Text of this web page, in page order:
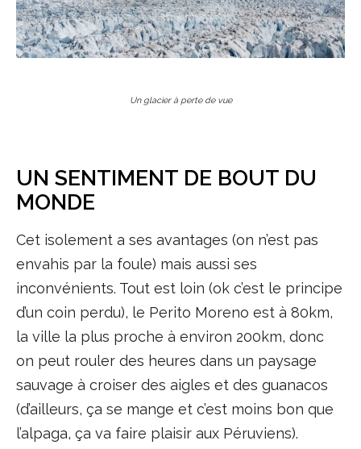
Un glacier à perte de vue
UN SENTIMENT DE BOUT DU
MONDE
Cet isolement a ses avantages (on n’est pas
envahis par la foule) mais aussi ses
inconvénients. Tout est loin (ok c’est le principe
d’un coin perdu), le Perito Moreno est à 80km,
la ville la plus proche à environ 200km, donc
on peut rouler des heures dans un paysage
sauvage à croiser des aigles et des guanacos
(d’ailleurs, ça se mange et c’est moins bon que
l’alpaga, ça va faire plaisir aux Péruviens).